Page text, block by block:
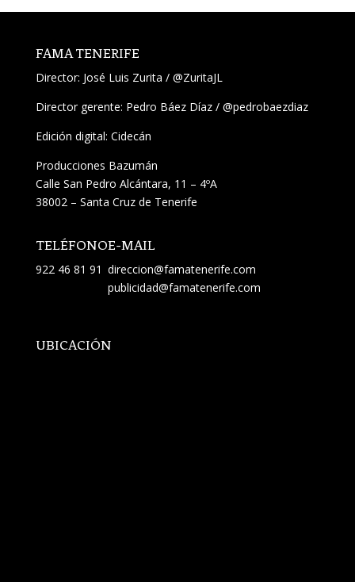
FAMA TENERIFE
Director: José Luis Zurita / @ZuritaJL
Director gerente: Pedro Báez Díaz / @pedrobaezdiaz
Edición digital: Cidecán
Producciones Bazumán
Calle San Pedro Alcántara, 11 – 4ºA
38002 – Santa Cruz de Tenerife
TELÉFONO
922 46 81 91
E-MAIL
direccion@famatenerife.com
publicidad@famatenerife.com
UBICACIÓN